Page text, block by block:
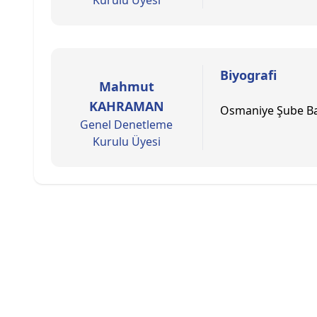
Mahmut
KAHRAMAN
Genel Denetleme
Kurulu Üyesi
Biyografi
Osmaniye Şube